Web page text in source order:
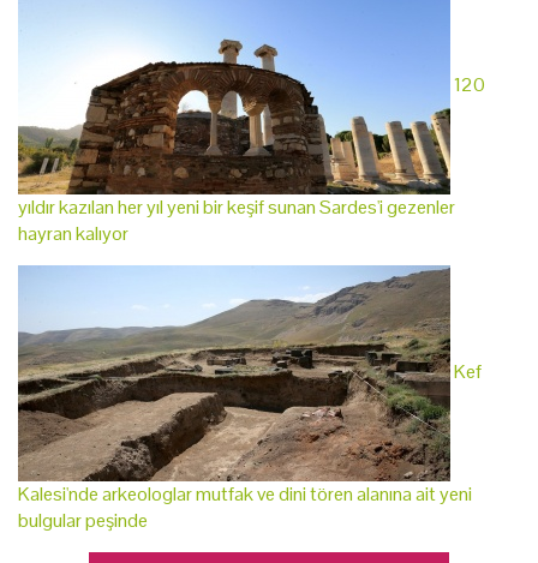
120
yıldır kazılan her yıl yeni bir keşif sunan Sardes'i gezenler
hayran kalıyor
Kef
Kalesi'nde arkeologlar mutfak ve dini tören alanına ait yeni
bulgular peşinde